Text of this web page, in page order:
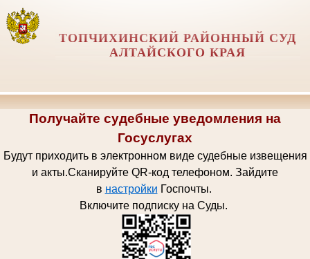
ТОПЧИХИНСКИЙ РАЙОННЫЙ СУД
АЛТАЙСКОГО КРАЯ
Получайте судебные уведомления на
Госуслугах
Будут приходить в электронном виде судебные извещения
и акты.Сканируйте QR-код телефоном. Зайдите
в настройки Госпочты.
Включите подписку на Суды.